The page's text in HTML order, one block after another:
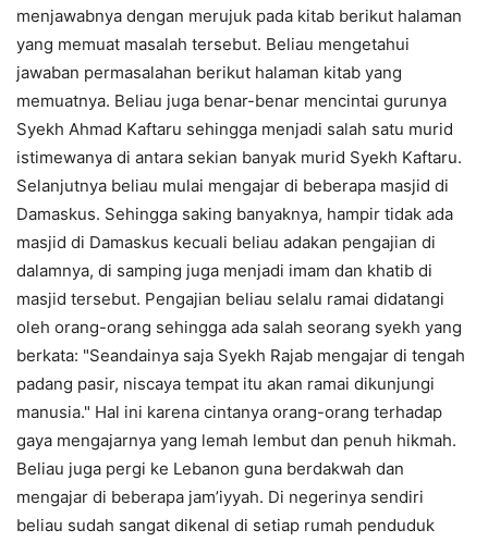
menjawabnya dengan merujuk pada kitab berikut halaman
yang memuat masalah tersebut. Beliau mengetahui
jawaban permasalahan berikut halaman kitab yang
memuatnya. Beliau juga benar-benar mencintai gurunya
Syekh Ahmad Kaftaru sehingga menjadi salah satu murid
istimewanya di antara sekian banyak murid Syekh Kaftaru.
Selanjutnya beliau mulai mengajar di beberapa masjid di
Damaskus. Sehingga saking banyaknya, hampir tidak ada
masjid di Damaskus kecuali beliau adakan pengajian di
dalamnya, di samping juga menjadi imam dan khatib di
masjid tersebut. Pengajian beliau selalu ramai didatangi
oleh orang-orang sehingga ada salah seorang syekh yang
berkata: "Seandainya saja Syekh Rajab mengajar di tengah
padang pasir, niscaya tempat itu akan ramai dikunjungi
manusia." Hal ini karena cintanya orang-orang terhadap
gaya mengajarnya yang lemah lembut dan penuh hikmah.
Beliau juga pergi ke Lebanon guna berdakwah dan
mengajar di beberapa jam’iyyah. Di negerinya sendiri
beliau sudah sangat dikenal di setiap rumah penduduk